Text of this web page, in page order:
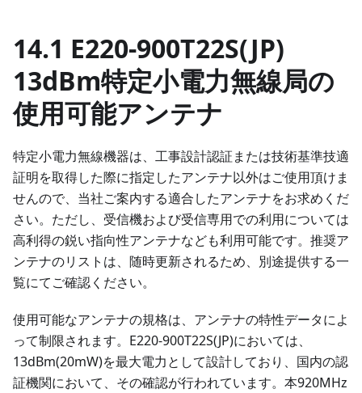
14.1 E220-900T22S(JP)
13dBm特定小電力無線局の
使用可能アンテナ
特定小電力無線機器は、工事設計認証または技術基準技適
証明を取得した際に指定したアンテナ以外はご使用頂けま
せんので、当社ご案内する適合したアンテナをお求めくだ
さい。ただし、受信機および受信専用での利用については
高利得の鋭い指向性アンテナなども利用可能です。推奨ア
ンテナのリストは、随時更新されるため、別途提供する一
覧にてご確認ください。
使用可能なアンテナの規格は、アンテナの特性データによ
って制限されます。E220-900T22S(JP)においては、
13dBm(20mW)を最大電力として設計しており、国内の認
証機関において、その確認が行われています。本920MHz